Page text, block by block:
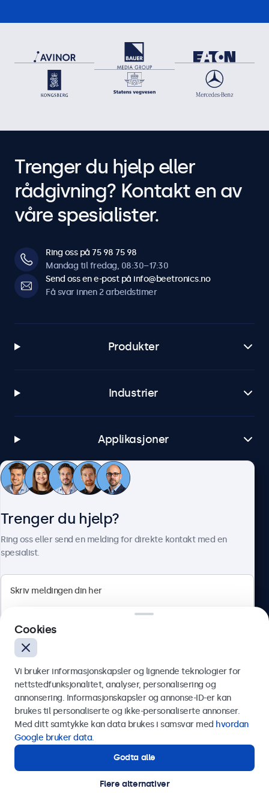
Trenger du hjelp eller
rådgivning? Kontakt en av
våre spesialister.
Ring oss på 75 98 75 98
Mandag til fredag, 08:30–17:30
Send oss en e-post på info@beetronics.no
Få svar innen 2 arbeidstimer
Produkter
Industrier
Applikasjoner
Kundeservice
Norsk
© 2026 Beetronics
Trenger du hjelp?
Ring oss eller send en melding for direkte kontakt med en
spesialist.
Send
Eller ring oss på
Kontakt våre spesialister.
Cookies
Vi bruker informasjonskapsler og lignende teknologier for
nettstedfunksjonalitet, analyser, personalisering og
annonsering. Informasjonskapsler og annonse-ID-er kan
brukes til personaliserte og ikke-personaliserte annonser.
Med ditt samtykke kan data brukes i samsvar med hvordan
Google bruker data.
Godta alle
Flere alternativer